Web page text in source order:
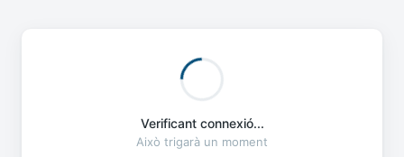
Verificant connexió...
Això trigarà un moment